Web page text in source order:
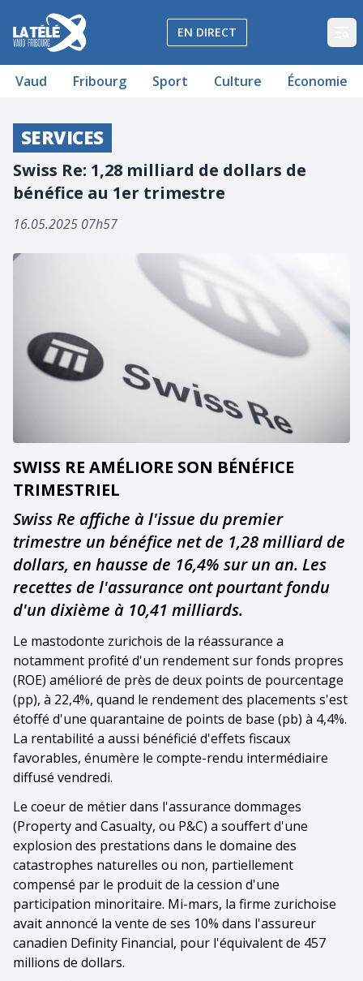
La Télé - Télévision régionale Vaud et Fribourg
EN DIRECT
Vaud Fribourg Sport Culture Économie
SERVICES
Swiss Re: 1,28 milliard de dollars de
bénéfice au 1er trimestre
16.05.2025 07h57
SWISS RE AMÉLIORE SON BÉNÉFICE
TRIMESTRIEL
Swiss Re affiche à l'issue du premier
trimestre un bénéfice net de 1,28 milliard de
dollars, en hausse de 16,4% sur un an. Les
recettes de l'assurance ont pourtant fondu
d'un dixième à 10,41 milliards.
Le mastodonte zurichois de la réassurance a
notamment profité d'un rendement sur fonds propres
(ROE) amélioré de près de deux points de pourcentage
(pp), à 22,4%, quand le rendement des placements s'est
étoffé d'une quarantaine de points de base (pb) à 4,4%.
La rentabilité a aussi bénéficié d'effets fiscaux
favorables, énumère le compte-rendu intermédiaire
diffusé vendredi.
Le coeur de métier dans l'assurance dommages
(Property and Casualty, ou P&C) a souffert d'une
explosion des prestations dans le domaine des
catastrophes naturelles ou non, partiellement
compensé par le produit de la cession d'une
participation minoritaire. Mi-mars, la firme zurichoise
avait annoncé la vente de ses 10% dans l'assureur
canadien Definity Financial, pour l'équivalent de 457
millions de dollars.